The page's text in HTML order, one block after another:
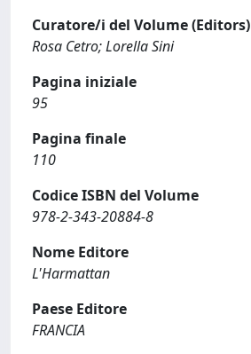
Curatore/i del Volume (Editors)
Rosa Cetro; Lorella Sini
Pagina iniziale
95
Pagina finale
110
Codice ISBN del Volume
978-2-343-20884-8
Nome Editore
L'Harmattan
Paese Editore
FRANCIA